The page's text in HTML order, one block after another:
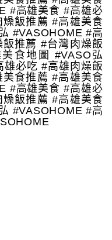
#高雄美食 #高雄必
飯推薦 #高雄美食
#VASOHOME #高
推薦 #台灣肉燥飯
食地圖 #VASO弘
必吃 #高雄肉燥飯
食推薦 #高雄美食
#高雄美食 #高雄必
飯推薦 #高雄美食
#VASOHOME #高